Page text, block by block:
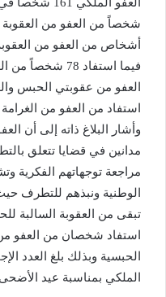
أشخاص من العفو من العقوبة
العفو من عقوبتي الحبس
استفاد من العفو من
مدانين في قضايا تتعلق
مراجعة توجهاتهم الفكرية
استفاد شخصان من العفو من
الحبسية وبذلك بلغ العدد
الملكي بمناسبة عيد الأضحى لهذه